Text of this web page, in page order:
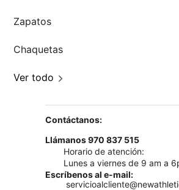
Zapatos
Chaquetas
Ver todo
Contáctanos:
Llámanos 970 837 515
Horario de atención:
Lunes a viernes de 9 am a
Escríbenos al e-mail: